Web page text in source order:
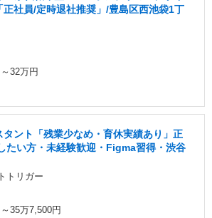
社員/定時退社推奨」/豊島区西池袋1丁
32万円
ント「残業少なめ・育休実績あり」正
たい方・未経験歓迎・Figma習得・渋谷
トリガー
35万7,500円